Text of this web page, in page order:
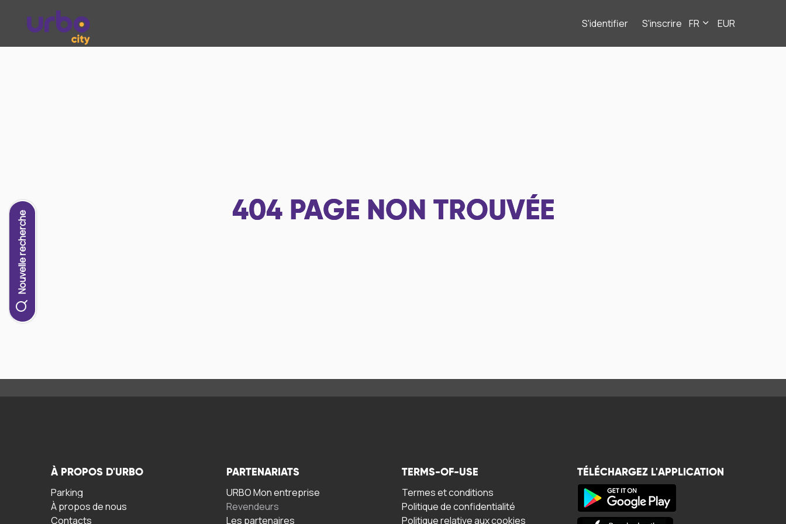
S'identifier S'inscrire FR EUR
Nouvelle recherche 404 PAGE NON TROUVÉE
À PROPOS D'URBO
Parking
À propos de nous
Contacts
PARTENARIATS
URBO Mon entreprise
Revendeurs
Les partenaires
TERMS-OF-USE
Termes et conditions
Politique de confidentialité
Politique relative aux cookies
TÉLÉCHARGEZ L'APPLICATION